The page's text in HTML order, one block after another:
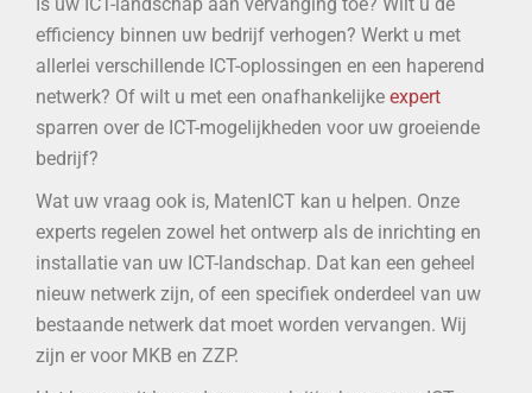
efficiency binnen uw bedrijf verhogen? Werkt u met
allerlei verschillende ICT-oplossingen en een haperend
netwerk? Of wilt u met een onafhankelijke expert
sparren over de ICT-mogelijkheden voor uw groeiende
bedrijf?
Wat uw vraag ook is, MatenICT kan u helpen. Onze
experts regelen zowel het ontwerp als de inrichting en
installatie van uw ICT-landschap. Dat kan een geheel
nieuw netwerk zijn, of een specifiek onderdeel van uw
bestaande netwerk dat moet worden vervangen. Wij
zijn er voor MKB en ZZP.